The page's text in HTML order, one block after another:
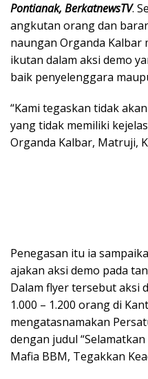
Pontianak, BerkatnewsTV.
angkutan orang dan
naungan Organda Kalbar
ikutan dalam aksi demo
baik penyelenggara
“Kami tegaskan tidak
yang tidak memiliki
Organda Kalbar, Matruji,
Penegasan itu ia
ajakan aksi demo pada
Dalam flyer tersebut aksi
1.000 – 1.200 orang di
mengatasnamakan
dengan judul
Mafia BBM, Tegakkan